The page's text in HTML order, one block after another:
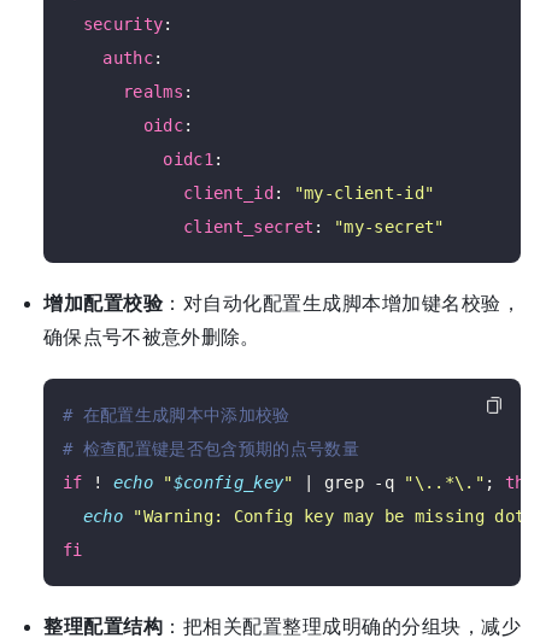
security:
authc:
realms :
oidc:
oidc1:
client_id :
"my-client-id"
client_secret : "my-secret"
增加配置校验：对自动化配置生成脚本增加键名校验，
确保点号不被意外删除。
# 在配置生成脚本中添加校验
# 检查配置键是否包含预期的点号数量
if ! echo "$config_key" | grep -q "\..*\." ;
echo
"Warning: Config key may be missing
fi
整理配置结构 ：把相关配置整理成明确的分组块，减少